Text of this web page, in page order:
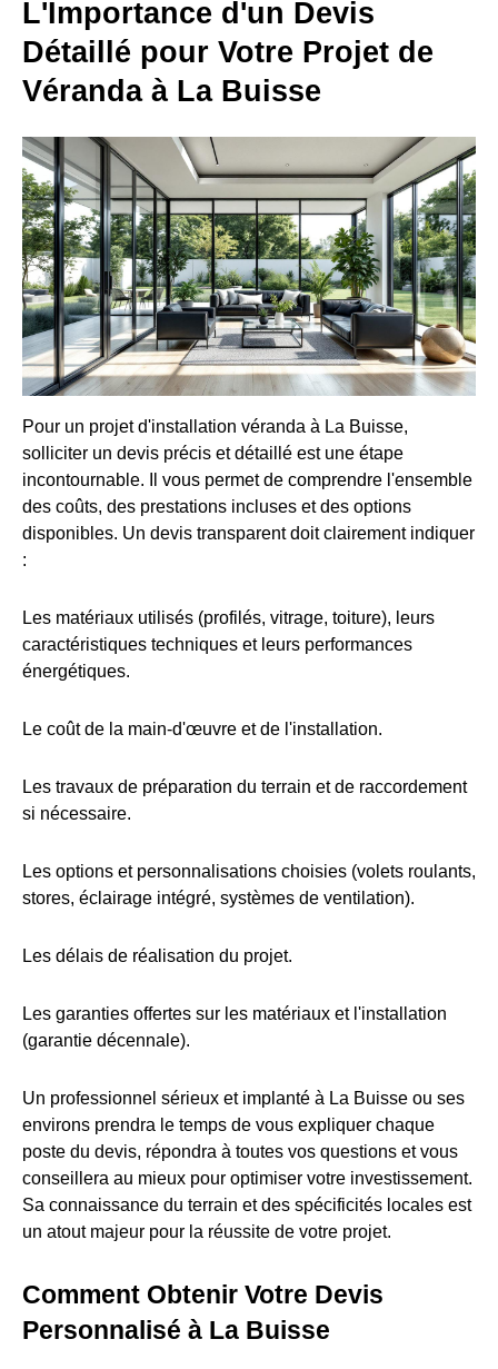
L'Importance d'un Devis
Détaillé pour Votre Projet de
Véranda à La Buisse
Pour un projet d'installation véranda à La Buisse,
solliciter un devis précis et détaillé est une étape
incontournable. Il vous permet de comprendre l'ensemble
des coûts, des prestations incluses et des options
disponibles. Un devis transparent doit clairement indiquer
:
Les matériaux utilisés (profilés, vitrage, toiture), leurs
caractéristiques techniques et leurs performances
énergétiques.
Le coût de la main-d'œuvre et de l'installation.
Les travaux de préparation du terrain et de raccordement
si nécessaire.
Les options et personnalisations choisies (volets roulants,
stores, éclairage intégré, systèmes de ventilation).
Les délais de réalisation du projet.
Les garanties offertes sur les matériaux et l'installation
(garantie décennale).
Un professionnel sérieux et implanté à La Buisse ou ses
environs prendra le temps de vous expliquer chaque
poste du devis, répondra à toutes vos questions et vous
conseillera au mieux pour optimiser votre investissement.
Sa connaissance du terrain et des spécificités locales est
un atout majeur pour la réussite de votre projet.
Comment Obtenir Votre Devis
Personnalisé à La Buisse